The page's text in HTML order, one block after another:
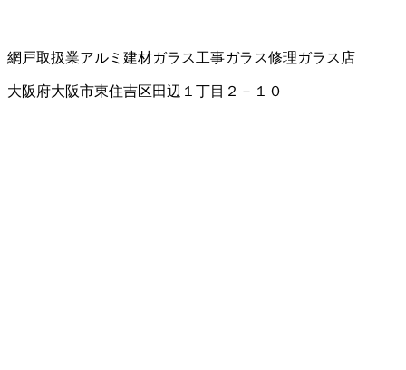
網戸取扱業アルミ建材ガラス工事ガラス修理ガラス店
大阪府大阪市東住吉区田辺１丁目２－１０